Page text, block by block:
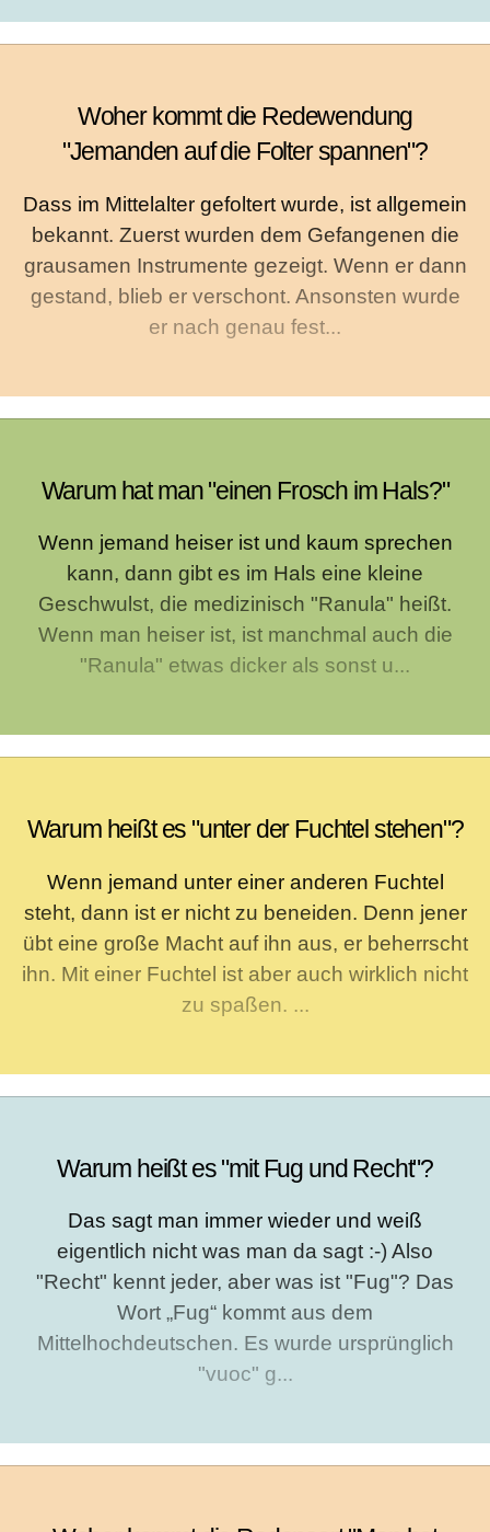
Woher kommt die Redewendung
"Jemanden auf die Folter spannen"?
Dass im Mittelalter gefoltert wurde, ist allgemein
bekannt. Zuerst wurden dem Gefangenen die
grausamen Instrumente gezeigt. Wenn er dann
gestand, blieb er verschont. Ansonsten wurde
er nach genau fest...
Warum hat man "einen Frosch im Hals?"
Wenn jemand heiser ist und kaum sprechen
kann, dann gibt es im Hals eine kleine
Geschwulst, die medizinisch "Ranula" heißt.
Wenn man heiser ist, ist manchmal auch die
"Ranula" etwas dicker als sonst u...
Warum heißt es "unter der Fuchtel stehen"?
Wenn jemand unter einer anderen Fuchtel
steht, dann ist er nicht zu beneiden. Denn jener
übt eine große Macht auf ihn aus, er beherrscht
ihn. Mit einer Fuchtel ist aber auch wirklich nicht
zu spaßen. ...
Warum heißt es "mit Fug und Recht"?
Das sagt man immer wieder und weiß
eigentlich nicht was man da sagt :-) Also
"Recht" kennt jeder, aber was ist "Fug"? Das
Wort „Fug“ kommt aus dem
Mittelhochdeutschen. Es wurde ursprünglich
"vuoc" g...